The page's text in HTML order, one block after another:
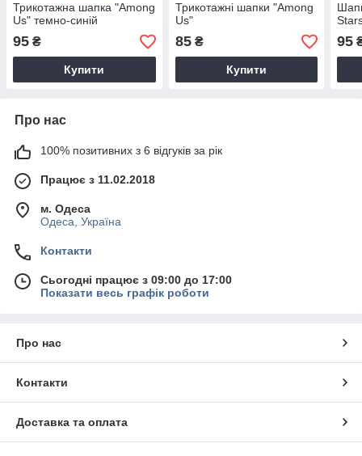
Трикотажна шапка "Among
Us" темно-синій
95 ₴
Купити
Трикотажні шапки "Among
Us"
85₴
Купити
95
Про нас
100% позитивних з 6 відгуків за рік
Працює з 11.02.2018
м. Одеса
Одеса, Україна
Контакти
Сьогодні працює з 09:00 до 17:00
Показати весь графік роботи
Про нас
Контакти
Доставка та оплата